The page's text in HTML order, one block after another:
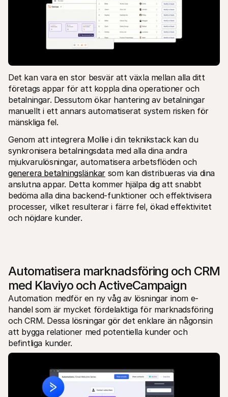
Det kan vara en stor besvär att växla mellan alla ditt
företags appar för att koppla dina operationer och
betalningar. Dessutom ökar hantering av betalningar
manuellt i ett annars automatiserat system risken för
mänskliga fel.
Genom att integrera Mollie i din teknikstack kan du
synkronisera betalningsdata med alla dina andra
mjukvarulösningar, automatisera arbetsflöden och
generera betalningslänkar som kan distribueras via dina
anslutna appar. Detta kommer hjälpa dig att snabbt
bedöma alla dina backend-funktioner och effektivisera
processer, vilket resulterar i färre fel, ökad effektivitet
och nöjdare kunder.
Automatisera marknadsföring och CRM
med Klaviyo och ActiveCampaign
Automation medför en ny våg av lösningar inom e-
handel som är mycket fördelaktiga för marknadsföring
och CRM. Dessa lösningar gör det enklare än någonsin
att bygga relationer med potentiella kunder och
befintliga kunder.